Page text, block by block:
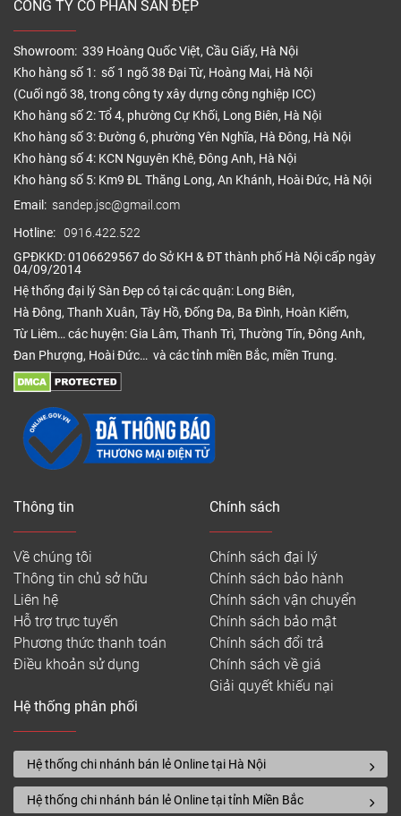
CÔNG TY CỔ PHẦN SÀN ĐẸP
Showroom: 339 Hoàng Quốc Việt, Cầu Giấy, Hà Nội
Kho hàng số 1: số 1 ngõ 38 Đại Từ, Hoàng Mai, Hà Nội
(Cuối ngõ 38, trong công ty xây dựng công nghiệp ICC)
Kho hàng số 2: Tổ 4, phường Cự Khối, Long Biên, Hà Nội
Kho hàng số 3: Đường 6, phường Yên Nghĩa, Hà Đông, Hà Nội
Kho hàng số 4: KCN Nguyên Khê, Đông Anh, Hà Nội
Kho hàng số 5: Km9 ĐL Thăng Long, An Khánh, Hoài Đức, Hà Nội
Email: sandep.jsc@gmail.com
Hotline: 0916.422.522
GPĐKKD: 0106629567 do Sở KH & ĐT thành phố Hà Nội cấp ngày
04/09/2014
Hệ thống đại lý Sàn Đẹp có tại các quận: Long Biên,
Hà Đông, Thanh Xuân, Tây Hồ, Đống Đa, Ba Đình, Hoàn Kiếm,
Từ Liêm… các huyện: Gia Lâm, Thanh Trì, Thường Tín, Đông Anh,
Đan Phượng, Hoài Đức… và các tỉnh miền Bắc, miền Trung.
Thông tin
Về chúng tôi
Thông tin chủ sở hữu
Liên hệ
Hỗ trợ trực tuyến
Phương thức thanh toán
Điều khoản sử dụng
Chính sách
Chính sách đại lý
Chính sách bảo hành
Chính sách vận chuyển
Chính sách bảo mật
Chính sách đổi trả
Chính sách về giá
Giải quyết khiếu nại
Hệ thống phân phối
Hệ thống chi nhánh bán lẻ Online tại Hà Nội
Hệ thống chi nhánh bán lẻ Online tại tỉnh Miền Bắc